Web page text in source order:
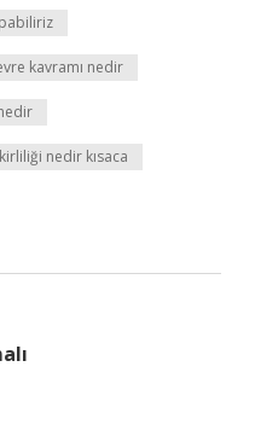
kavramı nedir
nedir kısaca